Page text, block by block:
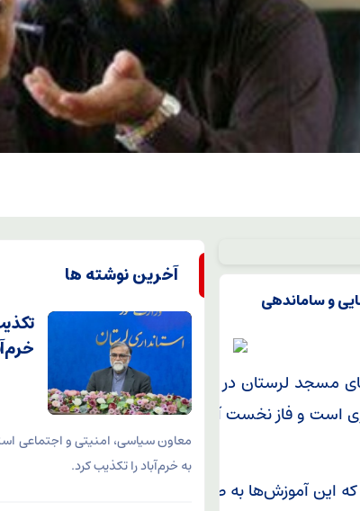
در کشور شناسایی و ساماندهی
مسجد لرستان در جمع
است و فاز نخست آن در
این آموزش‌ها به صورت
آخرین نوشته ها
معاون سیاسی، امنیتی و اجتماعی
به خرم‌آباد را تکذیب کرد.